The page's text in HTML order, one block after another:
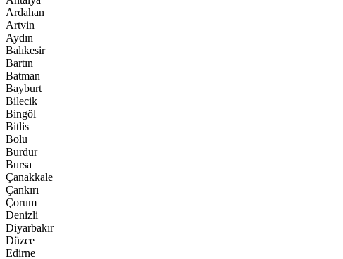
Ardahan
Artvin
Aydın
Balıkesir
Bartın
Batman
Bayburt
Bilecik
Bingöl
Bitlis
Bolu
Burdur
Bursa
Çanakkale
Çankırı
Çorum
Denizli
Diyarbakır
Düzce
Edirne